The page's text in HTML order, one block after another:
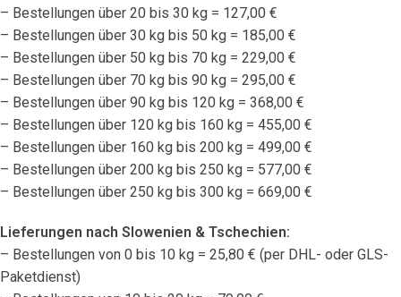
– Bestellungen über 20 bis 30 kg = 127,00 €
– Bestellungen über 30 kg bis 50 kg = 185,00 €
– Bestellungen über 50 kg bis 70 kg = 229,00 €
– Bestellungen über 70 kg bis 90 kg = 295,00 €
– Bestellungen über 90 kg bis 120 kg = 368,00 €
– Bestellungen über 120 kg bis 160 kg = 455,00 €
– Bestellungen über 160 kg bis 200 kg = 499,00 €
– Bestellungen über 200 kg bis 250 kg = 577,00 €
– Bestellungen über 250 kg bis 300 kg = 669,00 €
Lieferungen nach Slowenien & Tschechien:
– Bestellungen von 0 bis 10 kg = 25,80 € (per DHL- oder GLS-
Paketdienst)